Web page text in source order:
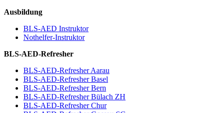
Ausbildung
BLS-AED Instruktor
Nothelfer-Instruktor
BLS-AED-Refresher
BLS-AED-Refresher Aarau
BLS-AED-Refresher Basel
BLS-AED-Refresher Bern
BLS-AED-Refresher Bülach ZH
BLS-AED-Refresher Chur